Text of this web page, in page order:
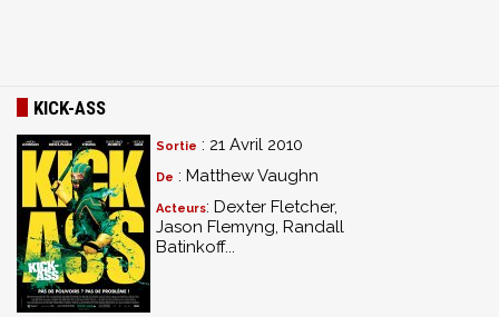
KICK-ASS
Sortie : 21 Avril 2010
De : Matthew Vaughn
Acteurs: Dexter Fletcher,
Jason Flemyng, Randall
Batinkoff...